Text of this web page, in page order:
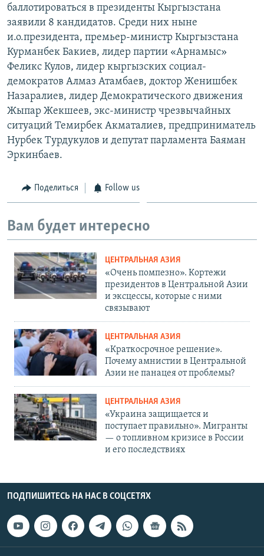
баллотироваться в президенты Кыргызстана
заявили 8 кандидатов. Среди них ныне
и.о.президента, премьер-министр Кыргызстана
Курманбек Бакиев, лидер партии «Арнамыс»
Феликс Кулов, лидер кыргызских социал-
демократов Алмаз Атамбаев, доктор Женишбек
Назаралиев, лидер Демократического движения
Жыпар Жекшеев, экс-министр чрезвычайных
ситуаций Темирбек Акматалиев, предприниматель
Нурбек Турдукулов и депутат парламента Баяман
Эркинбаев.
Поделиться Follow us
Вам будет интересно
ЦЕНТРАЛЬНАЯ АЗИЯ
«Очень помпезно». Кортежи
президентов в Центральной Азии
и эксцессы, которые с ними
связывают
ЦЕНТРАЛЬНАЯ АЗИЯ
«Краткосрочное решение».
Почему амнистии в Центральной
Азии не панацея от проблемы?
ЦЕНТРАЛЬНАЯ АЗИЯ
«Украина защищается и
поступает правильно». Мигранты
— о топливном кризисе в России
и его последствиях
ПОДПИШИТЕСЬ НА НАС В СОЦСЕТЯХ